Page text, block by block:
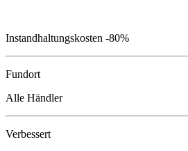
Instandhaltungskosten -80%
Fundort
Alle Händler
Verbessert